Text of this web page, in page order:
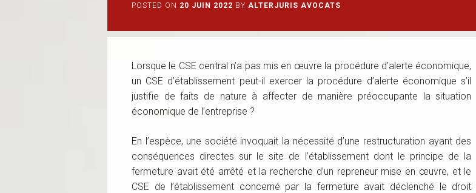
POSTED ON 20 JUIN 2022 BY ALTERJURIS AVOCATS
Lorsque le CSE central n’a pas mis en œuvre la procédure d’alerte économique,
un CSE d’établissement peut-il exercer la procédure d’alerte économique s’il
justifie de faits de nature à affecter de manière préoccupante la situation
économique de l’entreprise ?
En l’espèce, une société invoquait la nécessité d’une restructuration ayant des
conséquences directes sur le site de l’établissement dont le principe de la
fermeture avait été arrêté et la recherche d’un repreneur mise en œuvre, et le
CSE de l’établissement concerné par la fermeture avait déclenché le droit